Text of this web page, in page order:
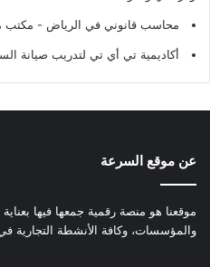
محاسب قانوني في الرياض - مكتب
أكاديمية تي أي تي لتدريب صيانة
عن موقع السرعة
موقعنا هو منصة رقمية جمعها فيها
والمؤسسات، وكافة الأنشطة التجارية